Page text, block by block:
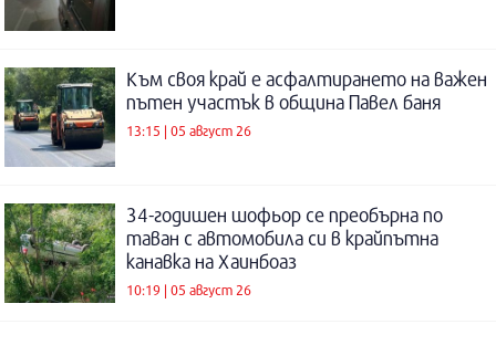
Към своя край е асфалтирането на важен
пътен участък в община Павел баня
13:15 | 05 август 26
34-годишен шофьор се преобърна по
таван с автомобила си в крайпътна
канавка на Хаинбоаз
10:19 | 05 август 26